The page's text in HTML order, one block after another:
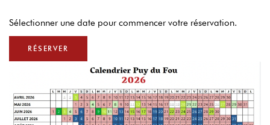
Sélectionner une date pour commencer votre réservation.
RÉSERVER